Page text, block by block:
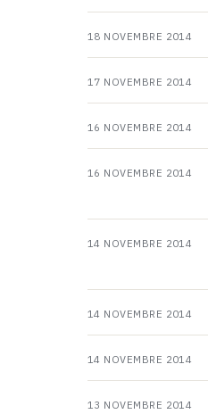
18 NOVEMBRE 2014
17 NOVEMBRE 2014
16 NOVEMBRE 2014
16 NOVEMBRE 2014
14 NOVEMBRE 2014
14 NOVEMBRE 2014
14 NOVEMBRE 2014
13 NOVEMBRE 2014